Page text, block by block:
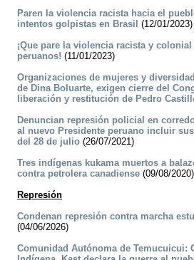
Paren la violencia racista hacia el
intentos golpistas en Brasil (12/01/2023)
¡Que pare la violencia racista y
peruanos! (11/01/2023)
Organizaciones de mujeres y
de Dina Boluarte, exigen cierre del
liberación y restitución de Pedro
Denuncian represión policial en
al nuevo Presidente peruano incluir
del 28 de julio (26/07/2021)
Tres indígenas kukama muertos a
contra petrolera canadiense (09/08/2020)
Represión
Condenan represión contra marcha
(04/06/2026)
Comunidad Autónoma de Temucuicui: